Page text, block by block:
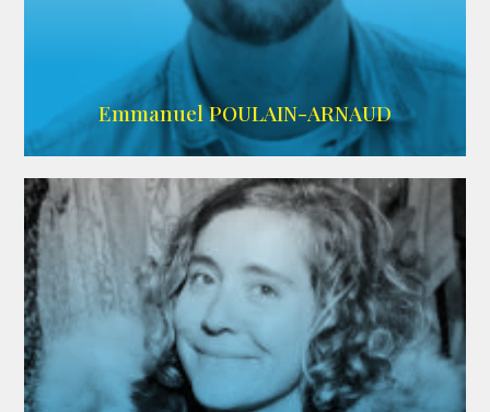
AGENCE SINGULARIST
Emmanuel POULAIN-ARNAUD